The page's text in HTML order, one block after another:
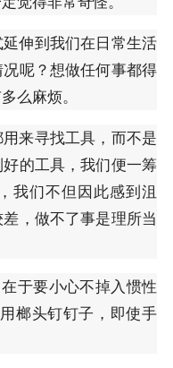
伸到我们在日常生活
呢？想做任何事都得
么麻烦。
来寻找工具，而不是
的工具，我们便一筹
我们不但因此感到沮
，做不了事是理所当
于要小心不掉入惯性
榔头钉钉子，即使手